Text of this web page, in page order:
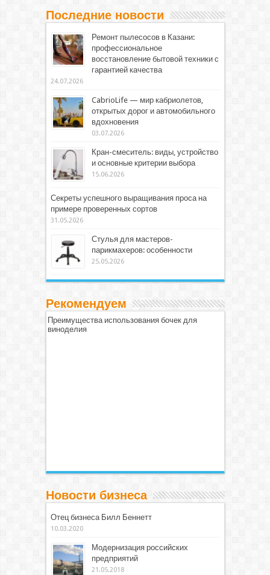
Последние новости
Ремонт пылесосов в Казани:
профессиональное
восстановление бытовой техники с
гарантией качества
24.07.2026
CabrioLife — мир кабриолетов,
открытых дорог и автомобильного
вдохновения
03.07.2026
Кран-смеситель: виды, устройство
и основные критерии выбора
15.06.2026
Секреты успешного выращивания проса на
примере проверенных сортов
31.05.2026
Стулья для мастеров-
парикмахеров: особенности
25.05.2026
Рекомендуем
Преимущества использования бочек для
виноделия
Новости бизнеса
Отец бизнеса Билл Беннетт
10.03.2020
Модернизация российских
предприятий
21.05.2018